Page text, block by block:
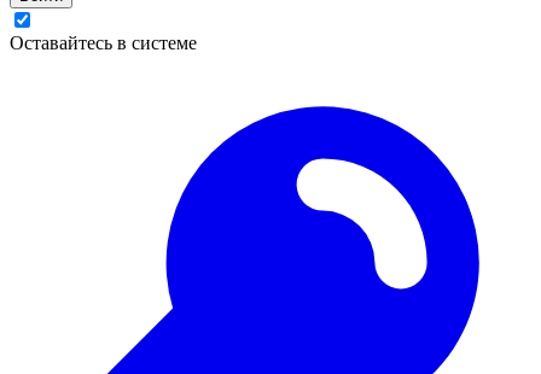
Оставайтесь в системе